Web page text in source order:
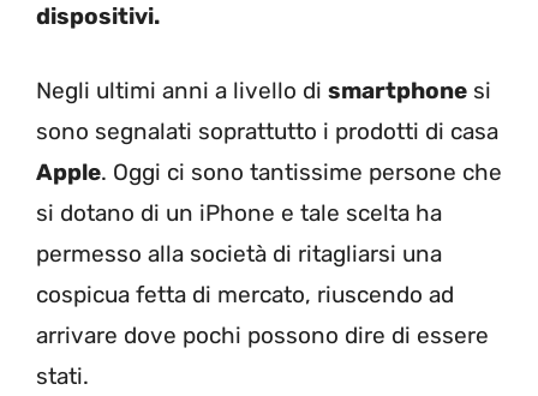
dispositivi.
Negli ultimi anni a livello di smartphone si
sono segnalati soprattutto i prodotti di casa
Apple. Oggi ci sono tantissime persone che
si dotano di un iPhone e tale scelta ha
permesso alla società di ritagliarsi una
cospicua fetta di mercato, riuscendo ad
arrivare dove pochi possono dire di essere
stati.